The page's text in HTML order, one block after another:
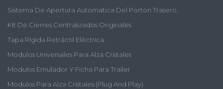
Sistema De Apertura Automatica Del Porton Trasero.
Kit De Cierres Centralizados Originales
Tapa Rígida Retráctil Eléctrica.
Modulos Universales Para Alza Cristales
Modulos Emulador Y Ficha Para Trailer
Modulos Para Alza Cristales (plug And Play)